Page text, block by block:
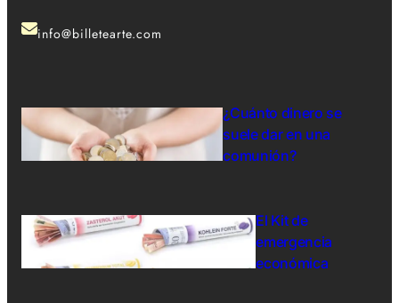
info@billetearte.com
¿Cuánto dinero se
suele dar en una
comunión?
El Kit de
emergencia
económica